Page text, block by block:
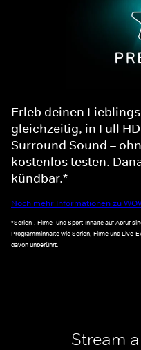
Erleb deinen
gleichzeitig, in Full
Surround Sound –
kostenlos testen.
kündbar.*
Noch mehr Informationen zu
*Serien-, Filme- und Sport-Inhalte auf Abruf
Programminhalte wie Serien, Filme und Live-
davon unberührt.
Stream